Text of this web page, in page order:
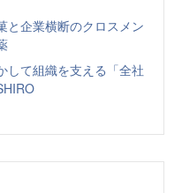
と企業横断のクロスメン
して組織を支える「全社